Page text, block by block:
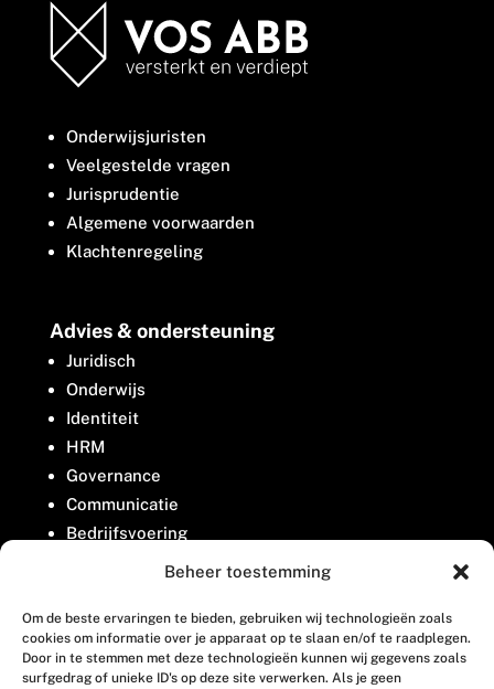
Beheer toestemming
Om de beste ervaringen te bieden, gebruiken wij technologieën zoals
cookies om informatie over je apparaat op te slaan en/of te raadplegen.
Door in te stemmen met deze technologieën kunnen wij gegevens zoals
surfgedrag of unieke ID's op deze site verwerken. Als je geen
Onderwijsjuristen
Veelgestelde vragen
Jurisprudentie
Algemene voorwaarden
Klachtenregeling
Advies & ondersteuning
Juridisch
Onderwijs
Identiteit
HRM
Governance
Communicatie
Bedrijfsvoering
Belangenbehartiging
Contact